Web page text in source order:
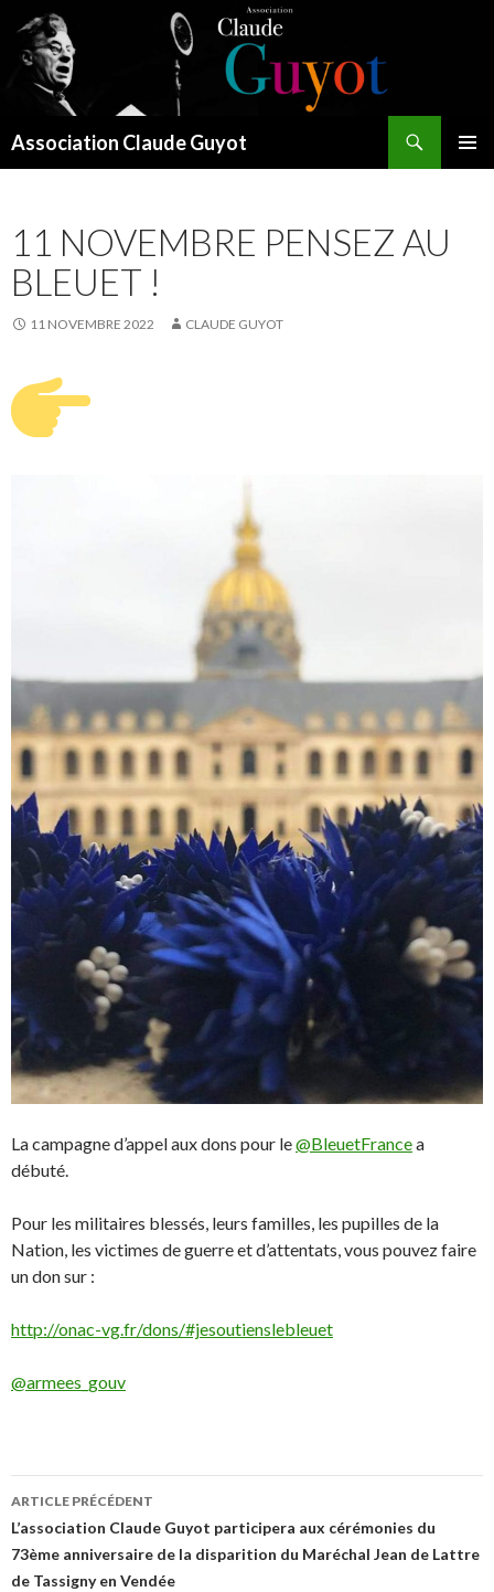
Association Claude Guyot
11 NOVEMBRE PENSEZ AU
BLEUET !
11 NOVEMBRE 2022 CLAUDE GUYOT
La campagne d’appel aux dons pour le@BleuetFrancea
débuté.
Pour les militaires blessés, leurs familles, les pupilles de la
Nation, les victimes de guerre et d’attentats, vous pouvez faire
un don sur :
http://onac-vg.fr/dons/#jesoutienslebleuet
@armees_gouv
Navigation
des
articles
ARTICLE PRÉCÉDENT
L’association Claude Guyot participera aux cérémonies du
73ème anniversaire de la disparition du Maréchal Jean de Lattre
de Tassigny en Vendée